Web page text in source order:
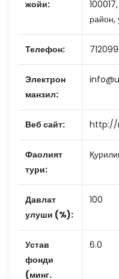
жойи:
район,
Телефон:
Электрон
манзил:
Веб сайт: http://
Фаолият
тури:
Давлат
улуши (%):
100
Устав
фонди
(минг.
6.0